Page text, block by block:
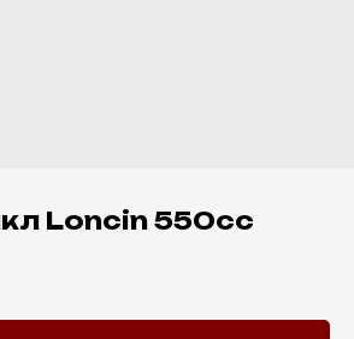
Loncin 550cc